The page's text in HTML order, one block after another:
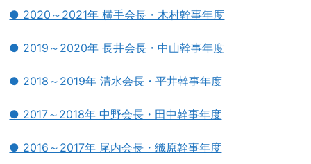
● 2020～2021年 横手会長・木村幹事年度
● 2019～2020年 長井会長・中山幹事年度
● 2018～2019年 清水会長・平井幹事年度
● 2017～2018年 中野会長・田中幹事年度
● 2016～2017年 尾内会長・織原幹事年度